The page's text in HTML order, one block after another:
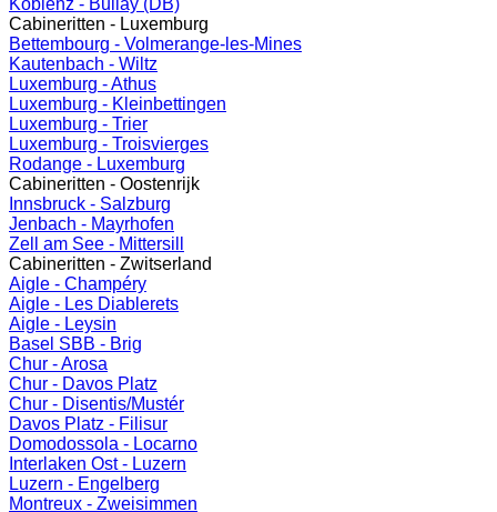
Koblenz - Bullay (DB)
Cabineritten - Luxemburg
Bettembourg - Volmerange-les-Mines
Kautenbach - Wiltz
Luxemburg - Athus
Luxemburg - Kleinbettingen
Luxemburg - Trier
Luxemburg - Troisvierges
Rodange - Luxemburg
Cabineritten - Oostenrijk
Innsbruck - Salzburg
Jenbach - Mayrhofen
Zell am See - Mittersill
Cabineritten - Zwitserland
Aigle - Champéry
Aigle - Les Diablerets
Aigle - Leysin
Basel SBB - Brig
Chur - Arosa
Chur - Davos Platz
Chur - Disentis/Mustér
Davos Platz - Filisur
Domodossola - Locarno
Interlaken Ost - Luzern
Luzern - Engelberg
Montreux - Zweisimmen